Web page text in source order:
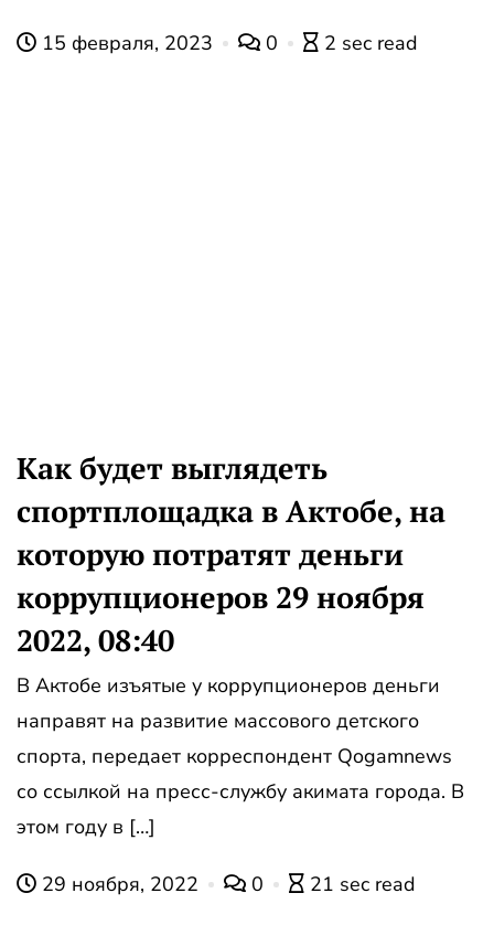
15 февраля, 2023 0 2 sec read
Как будет выглядеть
спортплощадка в Актобе, на
которую потратят деньги
коррупционеров 29 ноября
2022, 08:40
В Актобе изъятые у коррупционеров деньги
направят на развитие массового детского
спорта, передает корреспондент Qogamnews
со ссылкой на пресс-службу акимата города. В
этом году в […]
29 ноября, 2022 0 21 sec read